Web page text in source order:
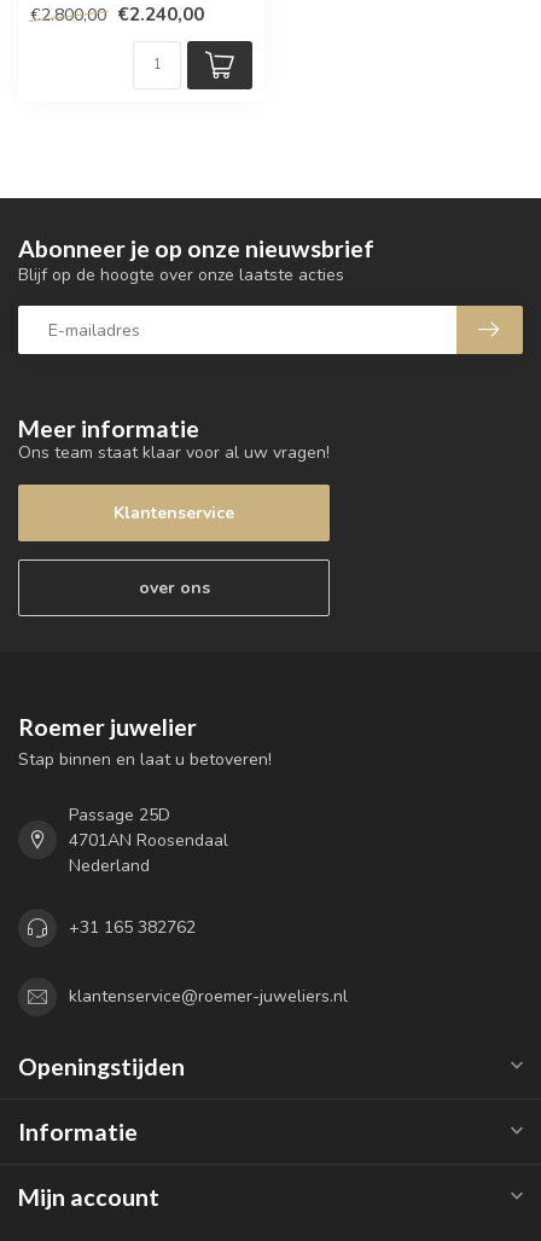
& de lunette
€2.800,00 €2.240,00
Meer informatie
Ons team staat klaar voor al uw vragen!
Klantenservice
over ons
Abonneer je op onze nieuwsbrief
Blijf op de hoogte over onze laatste acties
Roemer juwelier
Stap binnen en laat u betoveren!
Passage 25D
4701AN Roosendaal
Nederland
+31 165 382762
klantenservice@roemer-juweliers.nl
Openingstijden
Informatie
Mijn account